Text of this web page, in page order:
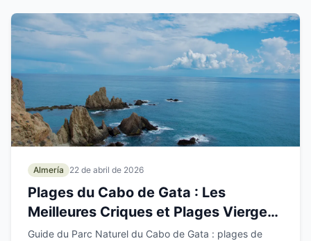
Almería 22 de abril de 2026
Plages du Cabo de Gata : Les
Meilleures Criques et Plages Vierges
d'Almería
Guide du Parc Naturel du Cabo de Gata : plages de